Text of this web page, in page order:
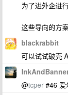
为了进外企进
这些导向的方
blackrabbit
可以试试破壳
@tcper #46 爱